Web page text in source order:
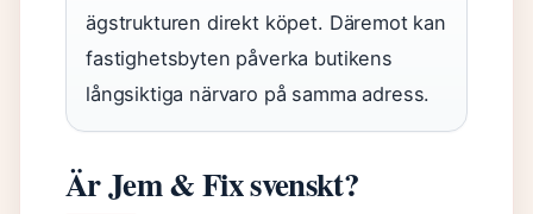
ägstrukturen direkt köpet. Däremot kan
fastighetsbyten påverka butikens
långsiktiga närvaro på samma adress.
Är Jem & Fix svenskt?